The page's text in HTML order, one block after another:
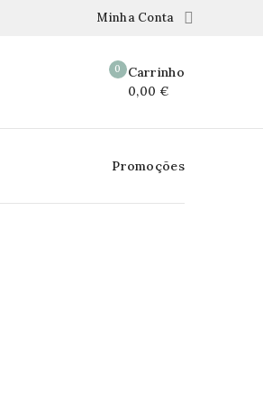
Minha Conta 
0 Carrinho
0,00 €
Promoções